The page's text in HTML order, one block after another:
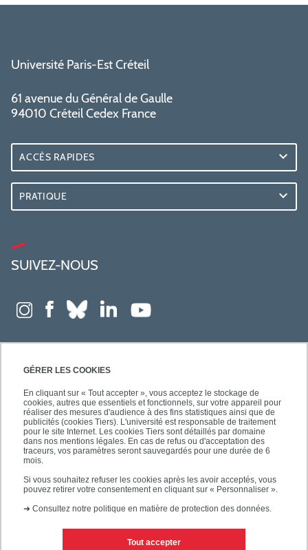
GÉRER LES COOKIES
En cliquant sur « Tout accepter », vous acceptez le stockage de
cookies, autres que essentiels et fonctionnels, sur votre appareil pour
réaliser des mesures d'audience à des fins statistiques ainsi que de
publicités (cookies Tiers). L'université est responsable de traitement
pour le site Internet. Les cookies Tiers sont détaillés par domaine
dans nos mentions légales. En cas de refus ou d'acceptation des
traceurs, vos paramètres seront sauvegardés pour une durée de 6
mois.
Si vous souhaitez refuser les cookies après les avoir acceptés, vous
pouvez retirer votre consentement en cliquant sur « Personnaliser ».
➜ Consultez notre politique en matière de protection des données.
Tout accepter
Université Paris-Est Créteil
61 avenue du Général de Gaulle
94010 Créteil Cedex France
ACCÈS RAPIDES
PRATIQUE
SUIVEZ-NOUS